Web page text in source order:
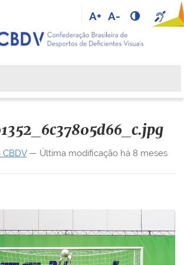
A+ A-
— Última modificação há 8 meses